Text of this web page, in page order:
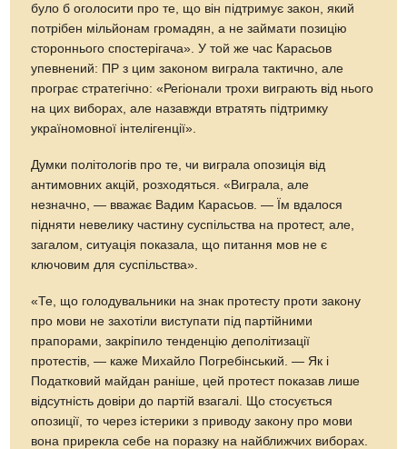
було б оголосити про те, що він підтримує закон, який
потрібен мільйонам громадян, а не займати позицію
стороннього спостерігача». У той же час Карасьов
упевнений: ПР з цим законом виграла тактично, але
програє стратегічно: «Регіонали трохи виграють від нього
на цих виборах, але назавжди втратять підтримку
україномовної інтелігенції».
Думки політологів про те, чи виграла опозиція від
антимовних акцій, розходяться. «Виграла, але
незначно, — вважає Вадим Карасьов. — Їм вдалося
підняти невелику частину суспільства на протест, але,
загалом, ситуація показала, що питання мов не є
ключовим для суспільства».
«Те, що голодувальники на знак протесту проти закону
про мови не захотіли виступати під партійними
прапорами, закріпило тенденцію деполітизації
протестів, — каже Михайло Погребінський. — Як і
Податковий майдан раніше, цей протест показав лише
відсутність довіри до партій взагалі. Що стосується
опозиції, то через істерики з приводу закону про мови
вона прирекла себе на поразку на найближчих виборах.